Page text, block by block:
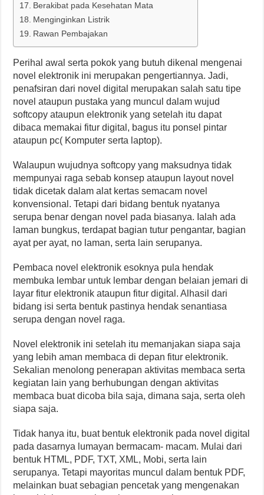
Berakibat pada Kesehatan Mata
Menginginkan Listrik
Rawan Pembajakan
Perihal awal serta pokok yang butuh dikenal mengenai
novel elektronik ini merupakan pengertiannya. Jadi,
penafsiran dari novel digital merupakan salah satu tipe
novel ataupun pustaka yang muncul dalam wujud
softcopy ataupun elektronik yang setelah itu dapat
dibaca memakai fitur digital, bagus itu ponsel pintar
ataupun pc( Komputer serta laptop).
Walaupun wujudnya softcopy yang maksudnya tidak
mempunyai raga sebab konsep ataupun layout novel
tidak dicetak dalam alat kertas semacam novel
konvensional. Tetapi dari bidang bentuk nyatanya
serupa benar dengan novel pada biasanya. Ialah ada
laman bungkus, terdapat bagian tutur pengantar, bagian
ayat per ayat, no laman, serta lain serupanya.
Pembaca novel elektronik esoknya pula hendak
membuka lembar untuk lembar dengan belaian jemari di
layar fitur elektronik ataupun fitur digital. Alhasil dari
bidang isi serta bentuk pastinya hendak senantiasa
serupa dengan novel raga.
Novel elektronik ini setelah itu memanjakan siapa saja
yang lebih aman membaca di depan fitur elektronik.
Sekalian menolong penerapan aktivitas membaca serta
kegiatan lain yang berhubungan dengan aktivitas
membaca buat dicoba bila saja, dimana saja, serta oleh
siapa saja.
Tidak hanya itu, buat bentuk elektronik pada novel digital
pada dasarnya lumayan bermacam- macam. Mulai dari
bentuk HTML, PDF, TXT, XML, Mobi, serta lain
serupanya. Tetapi mayoritas muncul dalam bentuk PDF,
melainkan buat sebagian pencetak yang mengenakan